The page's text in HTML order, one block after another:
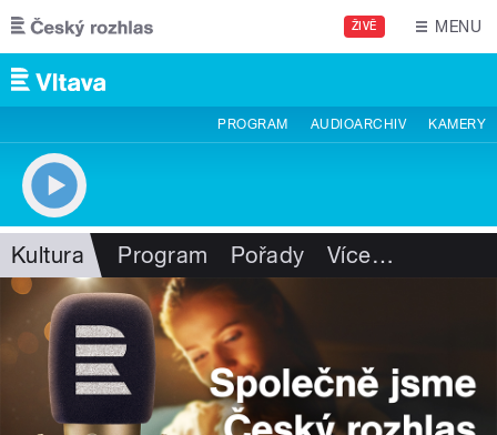
Přejít k hlavnímu obsahu
ŽIVĚ MENU
PROGRAM AUDIOARCHIV KAMERY
Kultura Program Pořady Více…